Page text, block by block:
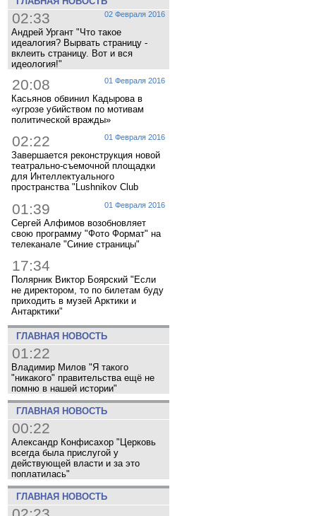
02 Февраля 2016
02:33
Андрей Ургант "Что такое
идеалогия? Вырвать страницу -
вклеить страницу. Вот и вся
идеология!"
01 Февраля 2016
20:08
Касьянов обвинил Кадырова в
«угрозе убийством по мотивам
политической вражды»
01 Февраля 2016
02:22
Завершается реконструкция новой
театрально-съемочной площадки
для Интеллектуального
пространства "Lushnikov Club
01 Февраля 2016
01:39
Сергей Алфимов возобновляет
свою программу "Фото Формат" на
телеканале "Синие страницы"
17:34
Полярник Виктор Боярский "Если
не директором, то по билетам буду
приходить в музей Арктики и
Антарктики"
ГЛАВНАЯ НОВОСТЬ
01:22
Владимир Милов "Я такого
"никакого" правительства ещё не
помню в нашей истории"
ГЛАВНАЯ НОВОСТЬ
00:22
Александр Конфисахор "Церковь
всегда была прислугой у
действующей власти и за это
поплатилась"
ГЛАВНАЯ НОВОСТЬ